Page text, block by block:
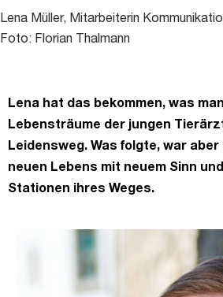
Lena Müller, Mitarbeiterin
Foto: Florian Thalmann
Lena hat das bekommen, was
Lebensträume der jungen
Leidensweg. Was folgte, war
neuen Lebens mit neuem Sinn
Stationen ihres Weges.